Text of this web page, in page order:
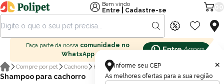
Informe seu CEP
As melhores ofertas para a sua região
×
Bem vindo
Entre
Cadastre-se
Faça parte da nossa comunidade no
WhatsApp
Compre por pet
Cachorro Higiene para cachorro
Shampoo para cachorro